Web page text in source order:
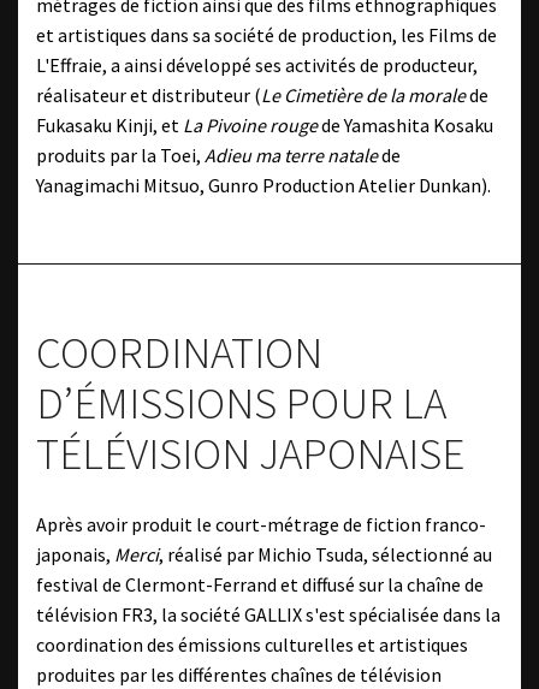
métrages de fiction ainsi que des films ethnographiques
et artistiques dans sa société de production, les Films de
L'Effraie, a ainsi développé ses activités de producteur,
réalisateur et distributeur (Le Cimetière de la moralede
Fukasaku Kinji, et La Pivoine rougede Yamashita Kosaku
produits par la Toei, Adieu ma terre natalede
Yanagimachi Mitsuo, Gunro Production Atelier Dunkan).
COORDINATION
D’ÉMISSIONS POUR LA
TÉLÉVISION JAPONAISE
Après avoir produit le court-métrage de fiction franco-
japonais, Merci, réalisé par Michio Tsuda, sélectionné au
festival de Clermont-Ferrand et diffusé sur la chaîne de
télévision FR3, la société GALLIX s'est spécialisée dans la
coordination des émissions culturelles et artistiques
produites par les différentes chaînes de télévision